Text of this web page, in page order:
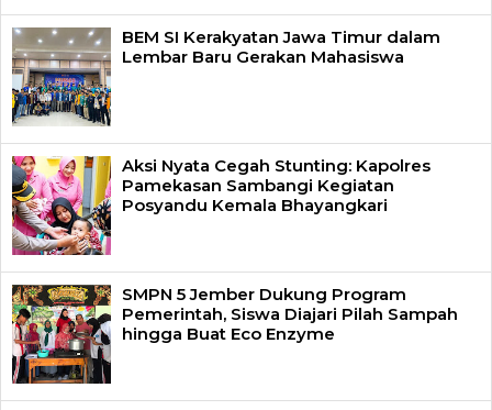
BEM SI Kerakyatan Jawa Timur dalam
Lembar Baru Gerakan Mahasiswa
Aksi Nyata Cegah Stunting: Kapolres
Pamekasan Sambangi Kegiatan
Posyandu Kemala Bhayangkari
SMPN 5 Jember Dukung Program
Pemerintah, Siswa Diajari Pilah Sampah
hingga Buat Eco Enzyme